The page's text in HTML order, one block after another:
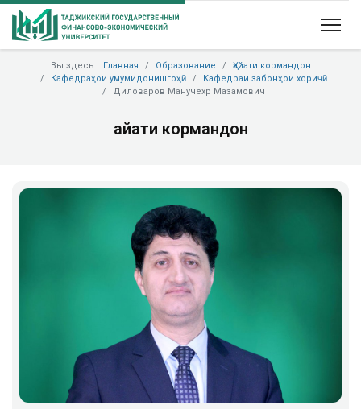
Вы здесь: Главная Образование
Ҳайати кормандон
Кафедраҳои умумидонишгоҳӣ
Кафедраи забонҳои хориҷӣ
Диловаров Манучехр Мазамович
Ҳайати кормандон